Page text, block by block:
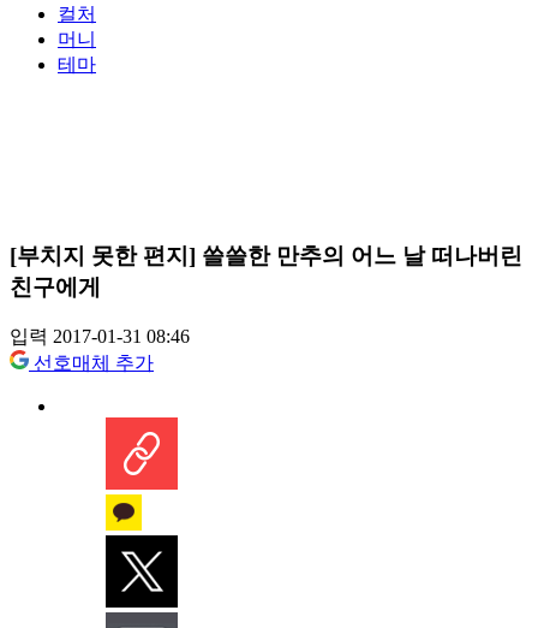
컬처
머니
테마
[부치지 못한 편지] 쓸쓸한 만추의 어느 날 떠나버린
친구에게
입력 2017-01-31 08:46
선호매체 추가